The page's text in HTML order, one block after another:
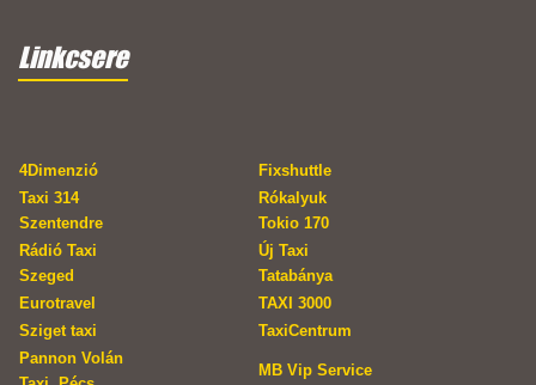
Linkcsere
4Dimenzió
Fixshuttle
Taxi 314
Szentendre
Rókalyuk
Tokio 170
Rádió Taxi
Szeged
Új Taxi
Tatabánya
Eurotravel
TAXI 3000
Sziget taxi
TaxiCentrum
Pannon Volán
MB Vip Service